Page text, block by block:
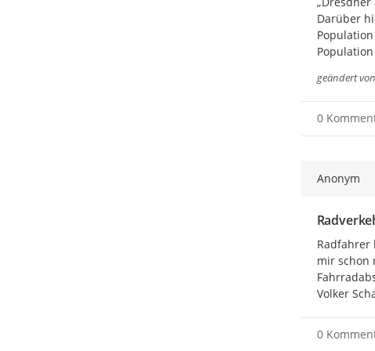
Darüber
geändert von
0
Anonym
Radfahrer
mir schon
Volker
0